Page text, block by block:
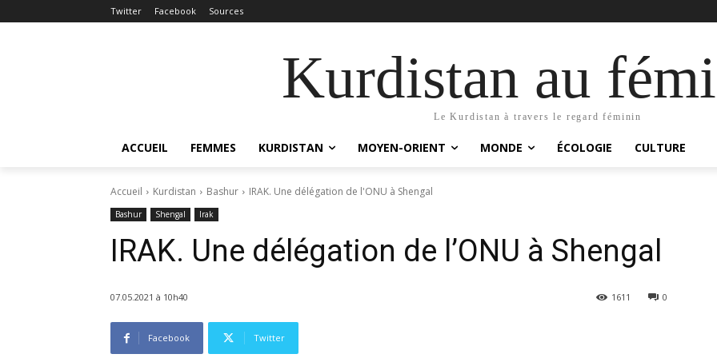
Twitter Facebook Sources
Kurdistan au
Le Kurdistan à travers le regard féminin
ACCUEIL FEMMES KURDISTAN MOYEN-ORIENT MONDE ÉCOLOGIE CULTURE
Accueil Kurdistan Bashur IRAK. Une délégation de l'ONU à Shengal
Bashur Shengal Irak
IRAK. Une délégation de l’ONU à Shengal
07.05.2021 à 10h40 0
1611
Facebook Twitter